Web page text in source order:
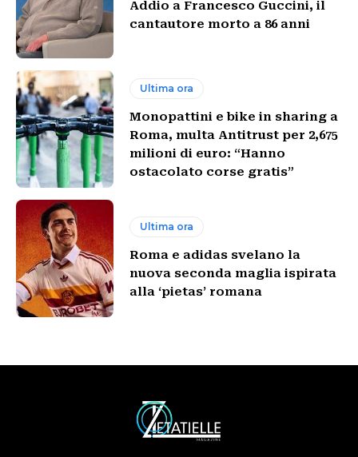
Addio a Francesco Guccini, il
cantautore morto a 86 anni
Ultima ora
Monopattini e bike in sharing a
Roma, multa Antitrust per 2,675
milioni di euro: “Hanno
ostacolato corse gratis”
Ultima ora
Roma e adidas svelano la
nuova seconda maglia ispirata
alla ‘pietas’ romana